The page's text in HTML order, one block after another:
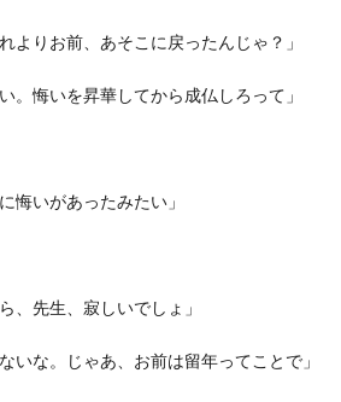
よりお前、あそこに戻ったんじゃ？」
。悔いを昇華してから成仏しろって」
悔いがあったみたい」
、先生、寂しいでしょ」
いな。じゃあ、お前は留年ってことで」